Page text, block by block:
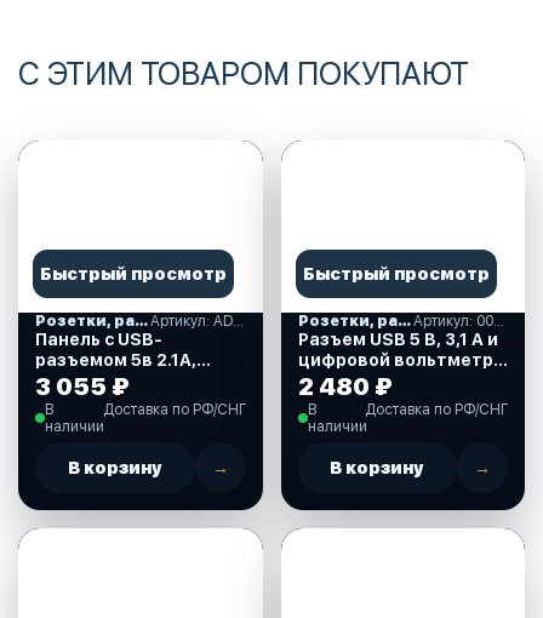
С ЭТИМ ТОВАРОМ ПОКУПАЮТ
Быстрый просмотр
Розетки, разъем USB, прикуриватели
Панель с USB-
разъемом 5в 2.1А,
прикуривателем и
вольтметром (AD9-
1011/2013/4010)
3 055 ₽
В
наличии
Доставка по РФ/СНГ
В корзину →
Быстрый просмотр
Розетки, разъем USB, прикуриватели Артикул: 00091848
Разъем USB 5 В, 3,1 А и
цифровой вольтметр
для крепления на
приборную панель
(AES121440UV)
2 480 ₽
В
наличии
Доставка по РФ/СНГ
В корзину →